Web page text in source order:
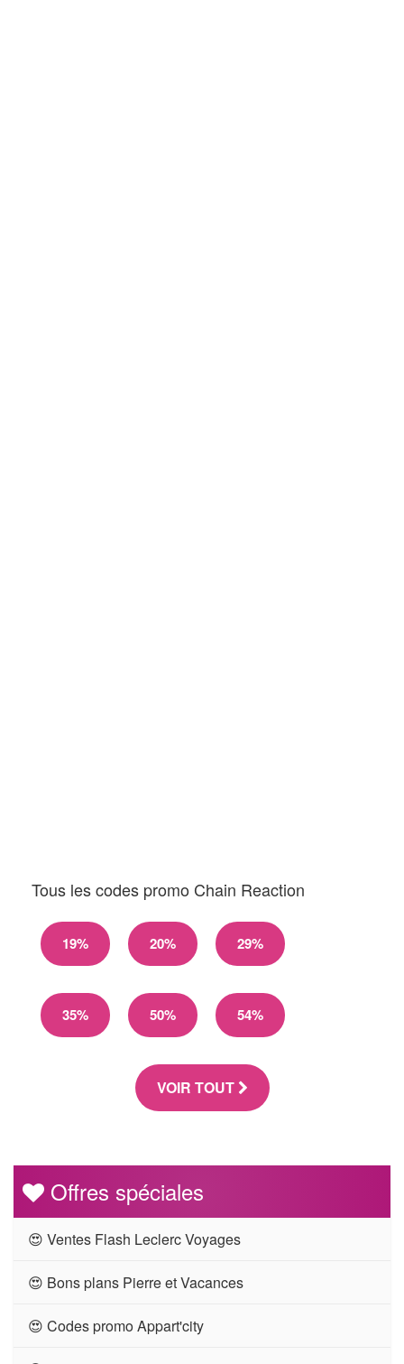
Tous les codes promo Chain Reaction
19% 20% 29%
35% 50% 54%
VOIR TOUT
Offres spéciales
😍 Ventes Flash Leclerc Voyages
😍 Bons plans Pierre et Vacances
😍 Codes promo Appart'city